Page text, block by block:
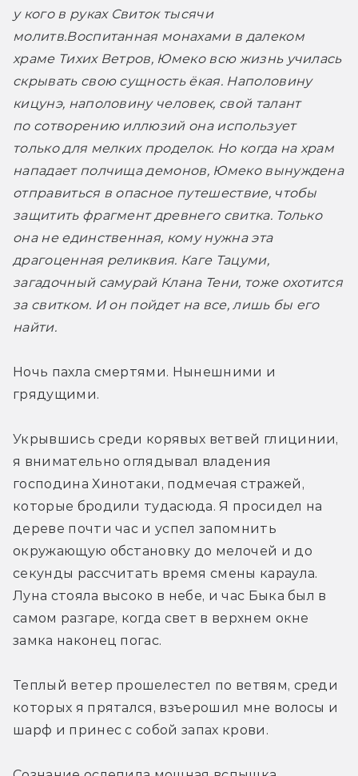
у кого в руках Свиток тысячи
молитв.Воспитанная монахами в далеком
храме Тихих Ветров, Юмеко всю жизнь училась
скрывать свою сущность ёкая. Наполовину
кицунэ, наполовину человек, свой талант
по сотворению иллюзий она использует
только для мелких проделок. Но когда на храм
нападает полчища демонов, Юмеко вынуждена
отправиться в опасное путешествие, чтобы
защитить фрагмент древнего свитка. Только
она не единственная, кому нужна эта
драгоценная реликвия. Каге Тацуми,
загадочный самурай Клана Тени, тоже охотится
за свитком. И он пойдет на все, лишь бы его
найти.
Ночь пахла смертями. Нынешними и
грядущими.
Укрывшись среди корявых ветвей глицинии,
я внимательно оглядывал владения
господина Хинотаки, подмечая стражей,
которые бродили туда­сюда. Я просидел на
дереве почти час и успел запомнить
окружающую обстановку до мелочей и до
секунды рассчитать время смены караула.
Луна стояла высоко в небе, и час Быка был в
самом разгаре, когда свет в верхнем окне
замка наконец погас.
Теплый ветер прошелестел по ветвям, среди
которых я прятался, взъерошил мне волосы и
шарф и принес с собой запах крови.